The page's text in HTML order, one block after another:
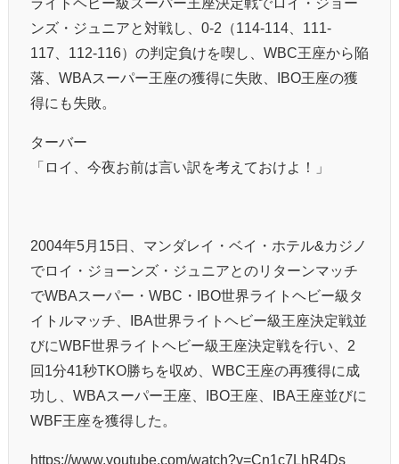
ライトヘビー級スーパー王座決定戦でロイ・ジョー
ンズ・ジュニアと対戦し、0-2（114-114、111-
117、112-116）の判定負けを喫し、WBC王座から陥
落、WBAスーパー王座の獲得に失敗、IBO王座の獲
得にも失敗。
ターバー
「ロイ、今夜お前は言い訳を考えておけよ！」
2004年5月15日、マンダレイ・ベイ・ホテル&カジノ
でロイ・ジョーンズ・ジュニアとのリターンマッチ
でWBAスーパー・WBC・IBO世界ライトヘビー級タ
イトルマッチ、IBA世界ライトヘビー級王座決定戦並
びにWBF世界ライトヘビー級王座決定戦を行い、2
回1分41秒TKO勝ちを収め、WBC王座の再獲得に成
功し、WBAスーパー王座、IBO王座、IBA王座並びに
WBF王座を獲得した。
https://www.youtube.com/watch?v=Cn1c7LhR4Ds